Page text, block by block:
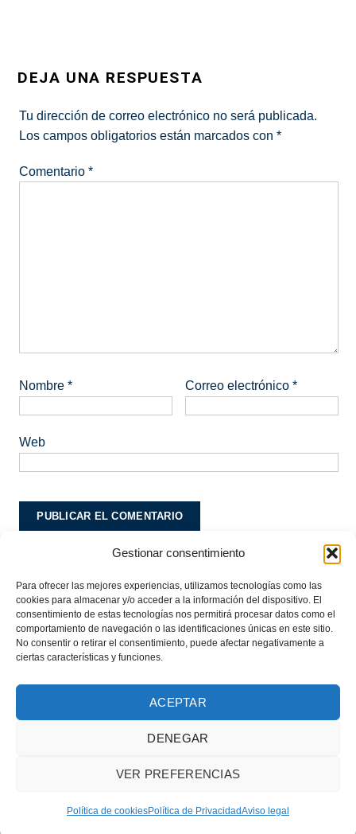
Gestionar consentimiento
Para ofrecer las mejores experiencias, utilizamos tecnologías como las
cookies para almacenar y/o acceder a la información del dispositivo. El
consentimiento de estas tecnologías nos permitirá procesar datos como el
comportamiento de navegación o las identificaciones únicas en este sitio.
No consentir o retirar el consentimiento, puede afectar negativamente a
ciertas características y funciones.
ACEPTAR
DENEGAR
VER PREFERENCIAS
Política de cookiesPolítica de PrivacidadAviso legal
DEJA UNA RESPUESTA
Tu dirección de correo electrónico no será publicada.
Los campos obligatorios están marcados con*
Comentario*
Nombre* Correo electrónico*
Web
Este sitio usa Akismet para reducir el spam.
cookies